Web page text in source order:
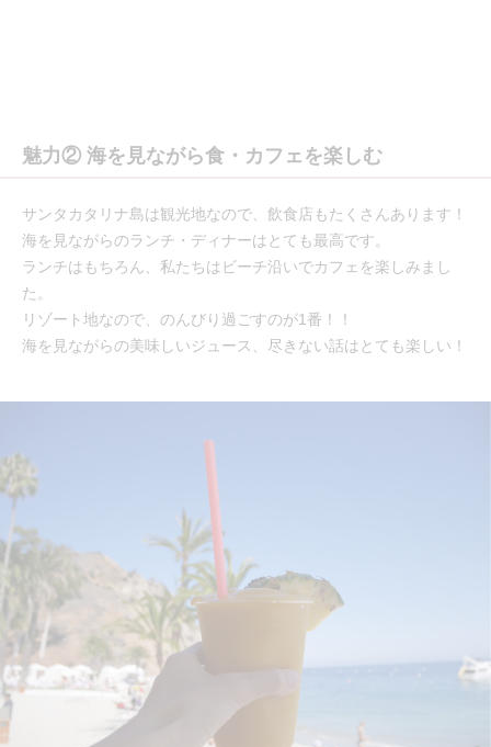
魅力② 海を見ながら食・カフェを楽しむ
サンタカタリナ島は観光地なので、飲食店もたくさんあります！
海を見ながらのランチ・ディナーはとても最高です。
ランチはもちろん、私たちはビーチ沿いでカフェを楽しみまし
た。
リゾート地なので、のんびり過ごすのが1番！！
海を見ながらの美味しいジュース、尽きない話はとても楽しい！